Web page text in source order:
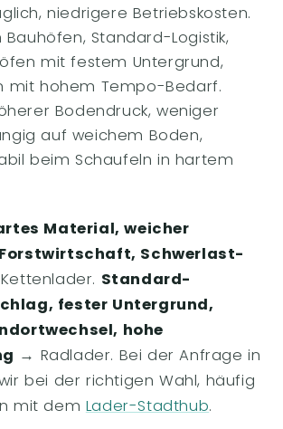
niedrigere Betriebskosten.
Bauhöfen, Standard-Logistik,
mit festem Untergrund,
mit hohem Tempo-Bedarf.
Bodendruck, weniger
auf weichem Boden,
beim Schaufeln in hartem
Material, weicher
Schwerlast-
Standard-
fester Untergrund,
hohe
→ Radlader. Bei der Anfrage in
bei der richtigen Wahl, häufig
mit dem Lader-Stadthub.